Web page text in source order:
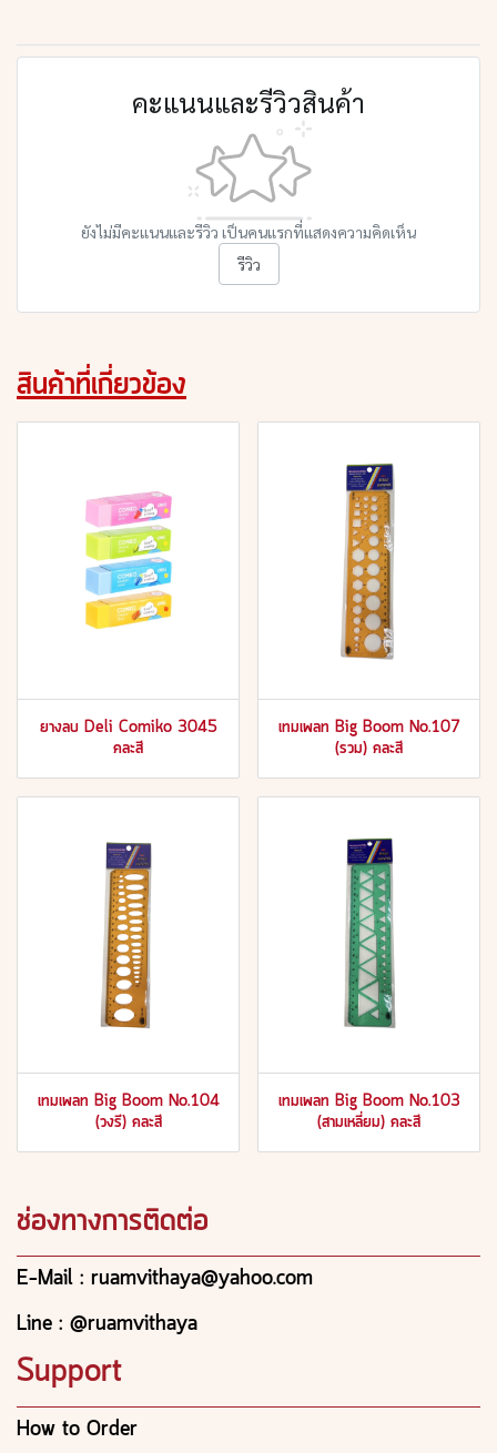
คะแนนและรีวิวสินค้า
ยังไม่มีคะแนนและรีวิว เป็นคนแรกที่แสดงความคิดเห็น
รีวิว
สินค้าที่เกี่ยวข้อง
ยางลบ Deli Comiko 3045
คละสี
เทมเพลท Big Boom No.107
(รวม) คละสี
เทมเพลท Big Boom No.104
(วงรี) คละสี
เทมเพลท Big Boom No.103
(สามเหลี่ยม) คละสี
ช่องทางการติดต่อ
E-Mail : ruamvithaya@yahoo.com
Line : @ruamvithaya
Support
How to Order